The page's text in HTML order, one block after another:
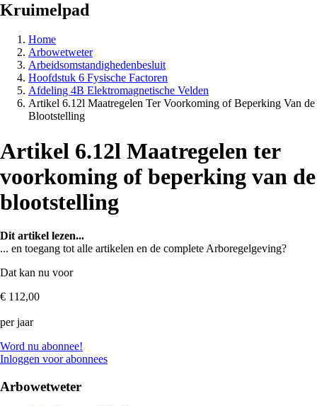
Kruimelpad
Home
Arbowetweter
Arbeidsomstandighedenbesluit
Hoofdstuk 6 Fysische Factoren
Afdeling 4B Elektromagnetische Velden
Artikel 6.12l Maatregelen Ter Voorkoming of Beperking Van de
Blootstelling
Artikel 6.12l Maatregelen ter
voorkoming of beperking van de
blootstelling
Dit artikel lezen...
... en toegang tot alle artikelen en de complete Arboregelgeving?
Dat kan nu voor
€ 112,00
per jaar
Word nu abonnee!
Inloggen voor abonnees
Arbowetweter